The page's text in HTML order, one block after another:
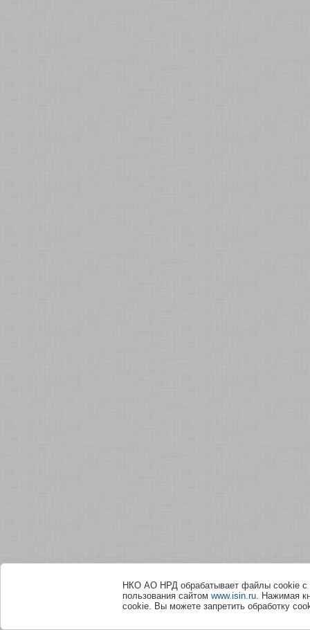
НКО АО НРД обрабатывает файлы сookie с
пользования сайтомwww.isin.ru. Нажимая
cookie. Вы можете запретить обработку